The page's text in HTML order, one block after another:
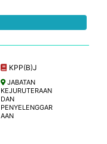
KPP(B)J
JABATAN
KEJURUTERAAN
DAN
PENYELENGGAR
AAN